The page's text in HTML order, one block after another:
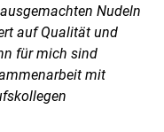
Nudeln
auf Qualität und
für mich sind
mit